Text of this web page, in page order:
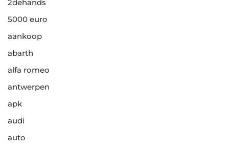
2dehands
5000 euro
aankoop
abarth
alfa romeo
antwerpen
apk
audi
auto